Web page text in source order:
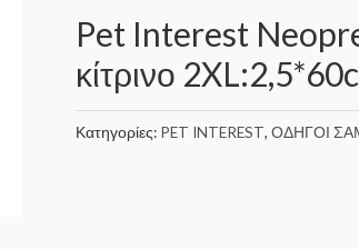
Pet Interest
κίτρινο
Κατηγορίες: PET INTEREST, ΟΔΗΓΟΙ